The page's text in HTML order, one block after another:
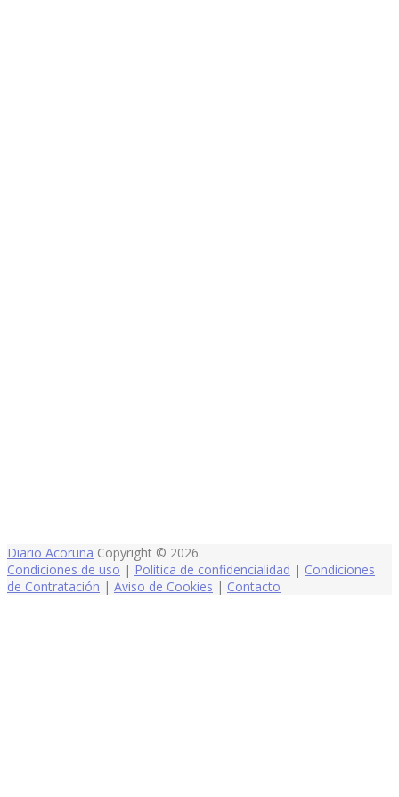
Diario Acoruña Copyright © 2026.
Condiciones de uso | Política de confidencialidad | Condiciones
de Contratación | Aviso de Cookies | Contacto